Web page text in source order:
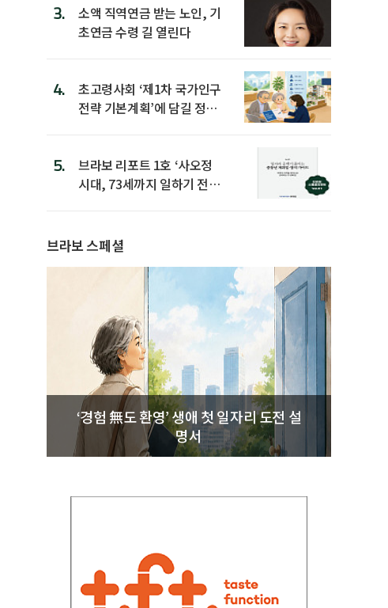
3.
소액 직역연금 받는 노인, 기
초연금 수령 길 열린다
4.
초고령사회 ‘제1차 국가인구
전략 기본계획’에 담길 정책
5.
브라보 리포트 1호 ‘사오정
시대, 73세까지 일하기 전략’
브라보 스페셜
‘경험 無도 환영’ 생애 첫 일자리 도전 설
명서